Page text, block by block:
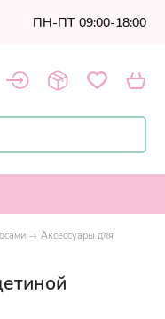
ПН-ПТ 09:00-18:00
Аксессуары для